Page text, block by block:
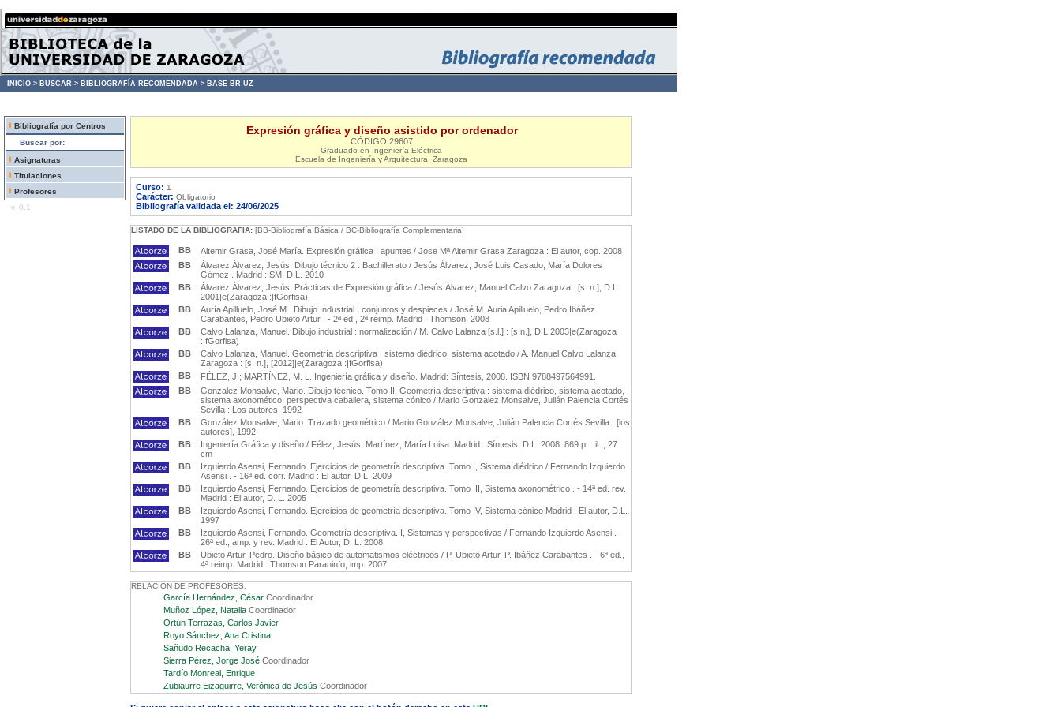
INICIO > BUSCAR > BIBLIOGRAFÍA RECOMENDADA > BASE BR-UZ
Bibliografía por Centros
Buscar por:
Asignaturas
Titulaciones
Profesores
v. 0.1
Expresión gráfica y diseño asistido por ordenador
CÓDIGO:29607
Graduado en Ingeniería Eléctrica
Escuela de Ingeniería y Arquitectura, Zaragoza
Curso: 1
Carácter: Obligatorio
Bibliografía validada el: 24/06/2025
LISTADO DE LA BIBLIOGRAFIA: [BB-Bibliografía Básica / BC-Bibliografía Complementaria]
BB
Altemir Grasa, José María. Expresión gráfica : apuntes / Jose Mª Altemir Grasa Zaragoza : El autor, cop. 2008
BB
Álvarez Álvarez, Jesús. Dibujo técnico 2 : Bachillerato / Jesús Álvarez, José Luis Casado, María Dolores
Gómez . Madrid : SM, D.L. 2010
BB
Álvarez Álvarez, Jesús. Prácticas de Expresión gráfica / Jesús Álvarez, Manuel Calvo Zaragoza : [s. n.], D.L.
2001|e(Zaragoza :|fGorfisa)
BB
Auría Apilluelo, José M.. Dibujo Industrial : conjuntos y despieces / José M. Auria Apilluelo, Pedro Ibáñez
Carabantes, Pedro Ubieto Artur . - 2ª ed., 2ª reimp. Madrid : Thomson, 2008
BB
Calvo Lalanza, Manuel. Dibujo industrial : normalización / M. Calvo Lalanza [s.l.] : [s.n.], D.L.2003|e(Zaragoza
:|fGorfisa)
BB
Calvo Lalanza, Manuel. Geometría descriptiva : sistema diédrico, sistema acotado / A. Manuel Calvo Lalanza
Zaragoza : [s. n.], [2012]|e(Zaragoza :|fGorfisa)
BB
FÉLEZ, J.; MARTÍNEZ, M. L. Ingeniería gráfica y diseño. Madrid: Síntesis, 2008. ISBN 9788497564991.
BB
Gonzalez Monsalve, Mario. Dibujo técnico. Tomo II, Geometría descriptiva : sistema diédrico, sistema acotado,
sistema axonomético, perspectiva caballera, sistema cónico / Mario Gonzalez Monsalve, Julián Palencia Cortés
Sevilla : Los autores, 1992
BB
González Monsalve, Mario. Trazado geométrico / Mario González Monsalve, Julián Palencia Cortés Sevilla : [los
autores], 1992
BB
Ingeniería Gráfica y diseño./ Félez, Jesús. Martínez, María Luisa. Madrid : Síntesis, D.L. 2008. 869 p. : il. ; 27
cm
BB
Izquierdo Asensi, Fernando. Ejercicios de geometría descriptiva. Tomo I, Sistema diédrico / Fernando Izquierdo
Asensi . - 16ª ed. corr. Madrid : El autor, D.L. 2009
BB
Izquierdo Asensi, Fernando. Ejercicios de geometría descriptiva. Tomo III, Sistema axonométrico . - 14ª ed. rev.
Madrid : El autor, D. L. 2005
BB
Izquierdo Asensi, Fernando. Ejercicios de geometría descriptiva. Tomo IV, Sistema cónico Madrid : El autor, D.L.
1997
BB
Izquierdo Asensi, Fernando. Geometría descriptiva. I, Sistemas y perspectivas / Fernando Izquierdo Asensi . -
26ª ed., amp. y rev. Madrid : El Autor, D. L. 2008
BB
Ubieto Artur, Pedro. Diseño básico de automatismos eléctricos / P. Ubieto Artur, P. Ibáñez Carabantes . - 6ª ed.,
4ª reimp. Madrid : Thomson Paraninfo, imp. 2007
RELACION DE PROFESORES:
García Hernández, César Coordinador
Muñoz López, Natalia Coordinador
Ortún Terrazas, Carlos Javier
Royo Sánchez, Ana Cristina
Sañudo Recacha, Yeray
Sierra Pérez, Jorge José Coordinador
Tardío Monreal, Enrique
Zubiaurre Eizaguirre, Verónica de Jesús Coordinador